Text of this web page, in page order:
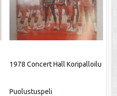
1978 Concert Hall Koripalloilu
Puolustuspeli